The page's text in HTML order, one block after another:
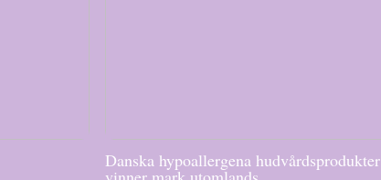
Danska hypoallergena hudvårdsprodukter